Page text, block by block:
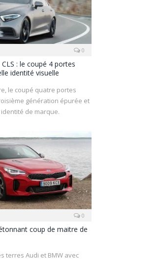
0
: le coupé 4 portes
identité visuelle
le coupé quatre portes
génération épurée et
de marque.
0
coup de maitre de
terres Audi et BMW avec